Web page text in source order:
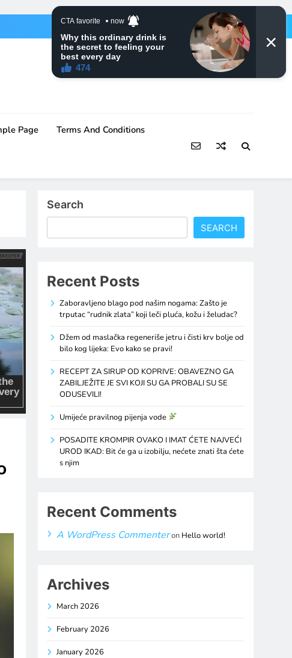
Page Terms And Conditions
Search
SEARCH
Recent Posts
Zaboravljeno blago pod našim nogama: Zašto je
trputac “rudnik zlata” koji leči pluća, kožu i želudac?
Džem od maslačka regeneriše jetru i čisti krv bolje od
bilo kog lijeka: Evo kako se pravi!
RECEPT ZA SIRUP OD KOPRIVE: OBAVEZNO GA
ZABILJEŽITE JE SVI KOJI SU GA PROBALI SU SE
ODUSEVILI!
Umijeće pravilnog pijenja vode
POSADITE KROMPIR OVAKO I IMAT ĆETE NAJVEĆI
UROD IKAD: Bit će ga u izobilju, nećete znati šta ćete
s njim
Recent Comments
A WordPress Commenteron Hello world!
Archives
March 2026
February 2026
January 2026